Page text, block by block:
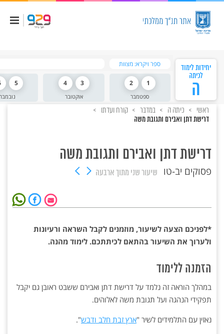
יחידות לימוד
לכיתה
ה
ספר ויקרא: מצוות
ספטמבר
1
2
אוקטובר
3
4
נובמבר
5
ראשי כיתה ה במדבר קורח ועדתו
דרישת דתן ואבירם ותגובת משה
דרישת דתן ואבירם ותגובת משה
פסוקים יב-טו שיעור שני מתוך ארבעה
*לפניכם הצעה לשיעור, מוזמנים לקבל השראה ורעיונות
ולערוך את השיעור בהתאם לכיתתכם. לימוד מהנה.
הזמנה ללימוד
במהלך הוראה זה נלמד על דרישת דתן ואבירם ששבט ראובן גם יקבל
תפקידי הנהגה ועל תגובת משה לאלוהים.
נאזין עם התלמידים לשיר "ארץ זבת חלב ודבש".